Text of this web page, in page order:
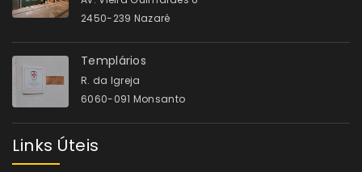
2450-239 Nazaré
Templários
R. da Igreja
6060-091 Monsanto
Links Úteis